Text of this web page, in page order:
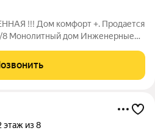
!!! Дом комфорт +. Продается
8 Монолитный дом Инженерные
двoр с видеонаблюдением
этаж из 8